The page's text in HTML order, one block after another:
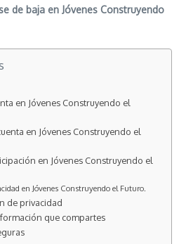
de baja en Jóvenes Construyendo
en Jóvenes Construyendo el
en Jóvenes Construyendo el
en Jóvenes Construyendo el
en Jóvenes Construyendo el Futuro.
de privacidad
que compartes